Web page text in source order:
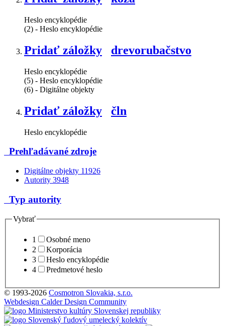
Heslo encyklopédie
(2) - Heslo encyklopédie
Pridať záložky drevorubačstvo
Heslo encyklopédie
(5) - Heslo encyklopédie
(6) - Digitálne objekty
Pridať záložky čln
Heslo encyklopédie
Prehľadávané zdroje
Digitálne objekty 11926
Autority 3948
Typ autority
Vybrať
1
Osobné meno
2
Korporácia
3
Heslo encyklopédie
4
Predmetové heslo
© 1993-2026 Cosmotron Slovakia, s.r.o.
Webdesign Calder Design Community